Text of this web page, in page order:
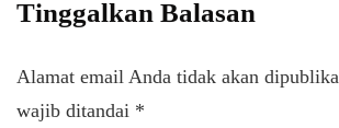
Tinggalkan Balasan
Alamat email Anda tidak akan
wajib ditandai *